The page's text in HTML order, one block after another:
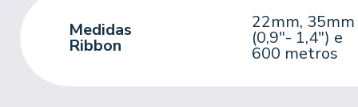
Medidas
Ribbon
22mm, 35mm
(0,9"- 1,4") e
600 metros